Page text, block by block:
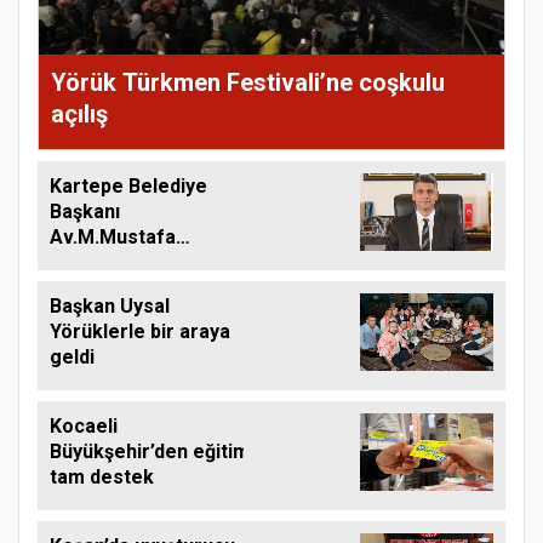
Yörük Türkmen Festivali’ne coşkulu
açılış
Kartepe Belediye
Başkanı
Av.M.Mustafa
münasebetiyle
kutlama mesajı
yayınladı.
Başkan Uysal
Yörüklerle bir araya
geldi
Kocaeli
Büyükşehir’den eğitime
tam destek